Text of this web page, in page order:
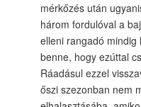
mérkőzés után
három fordulóval a
elleni rangadó
benne, hogy ezúttal
Ráadásul ezzel
őszi szezonban nem